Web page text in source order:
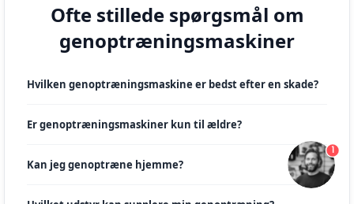
Ofte stillede spørgsmål om
genoptræningsmaskiner
Hvilken genoptræningsmaskine er bedst efter en skade?
Er genoptræningsmaskiner kun til ældre?
Kan jeg genoptræne hjemme?
1